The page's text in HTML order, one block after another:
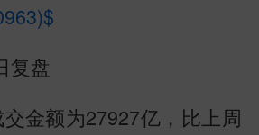
复盘
金额为27927亿，比上周